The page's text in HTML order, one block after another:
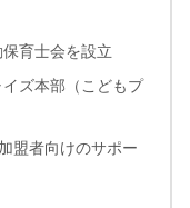
育士会を設立
ズ本部（こどもプ
盟者向けのサポー